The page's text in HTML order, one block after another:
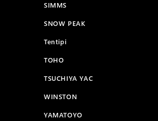
SIMMS
SNOW PEAK
Tentipi
TOHO
TSUCHIYA YAC
WINSTON
YAMATOYO